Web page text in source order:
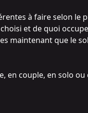
à faire selon le
et de quoi
maintenant que le
en couple, en solo